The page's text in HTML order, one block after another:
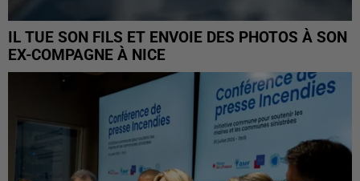
IL TUE SON FILS ET ENVOIE DES PHOTOS À SON
EX-COMPAGNE À NICE